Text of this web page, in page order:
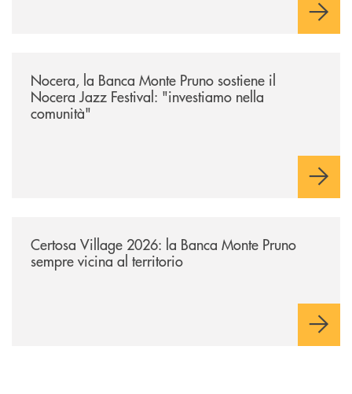
Nocera, la Banca Monte Pruno sostiene il
Nocera Jazz Festival: "investiamo nella
comunità"
Certosa Village 2026: la Banca Monte Pruno
sempre vicina al territorio